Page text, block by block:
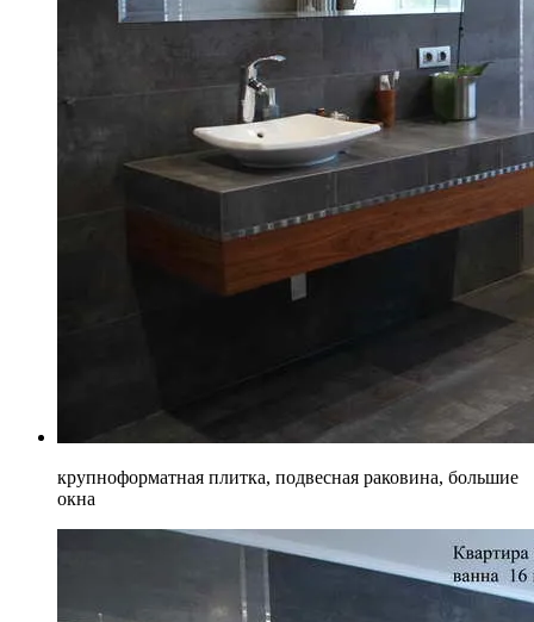
крупноформатная плитка, подвесная раковина, большие
окна